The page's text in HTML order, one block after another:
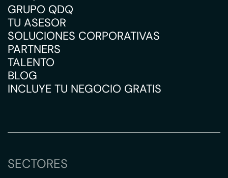
GRUPO QDQ
TU ASESOR
SOLUCIONES CORPORATIVAS
PARTNERS
TALENTO
BLOG
INCLUYE TU NEGOCIO GRATIS
SECTORES